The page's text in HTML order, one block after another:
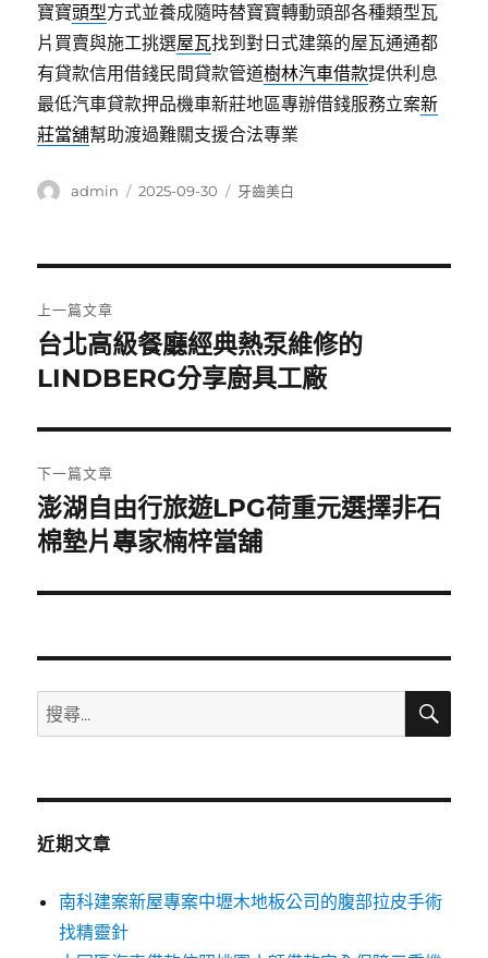
寶寶頭型方式並養成隨時替寶寶轉動頭部各種類型瓦
片買賣與施工挑選屋瓦找到對日式建築的屋瓦通通都
有貸款信用借錢民間貸款管道樹林汽車借款提供利息
最低汽車貸款押品機車新莊地區專辦借錢服務立案新
莊當舖幫助渡過難關支援合法專業
作
admin
發
2025-09-30
分
牙齒美白
章
導
覽
上一篇文章
上
一
文
章:
台北高級餐廳經典熱泵維修的
LINDBERG分享廚具工廠
下一篇文章
下
一
文
澎湖自由行旅遊LPG荷重元選擇非石
棉墊片專家楠梓當舖
搜
尋
鍵
搜
近期文章
南科建案新屋專案中壢木地板公司的腹部拉皮手術
找精靈針